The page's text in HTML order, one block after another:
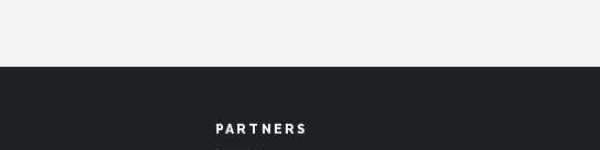
PARTNERS